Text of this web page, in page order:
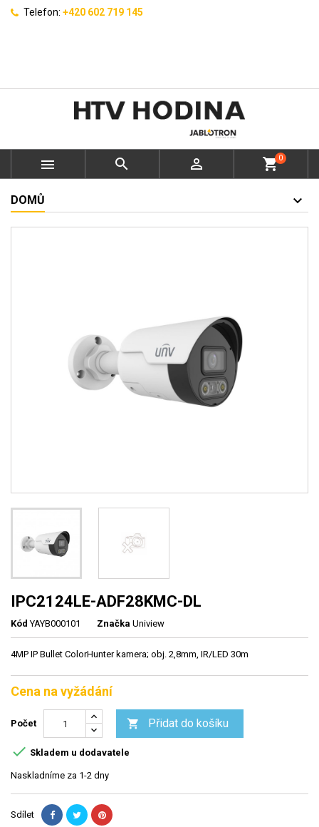
Telefon: +420 602 719 145
   shopping_cart0
DOMŮ
IPC2124LE-ADF28KMC-DL
Kód YAYB000101 Značka Uniview
4MP IP Bullet ColorHunter kamera; obj. 2,8mm, IR/LED 30m
Cena na vyžádání
Počet  Přidat do košíku
 Skladem u dodavatele
Naskladníme za 1-2 dny
Sdílet